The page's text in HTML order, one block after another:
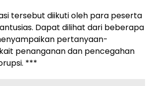
tersebut diikuti oleh para peserta
Dapat dilihat dari beberapa
pertanyaan-
penanganan dan pencegahan
***